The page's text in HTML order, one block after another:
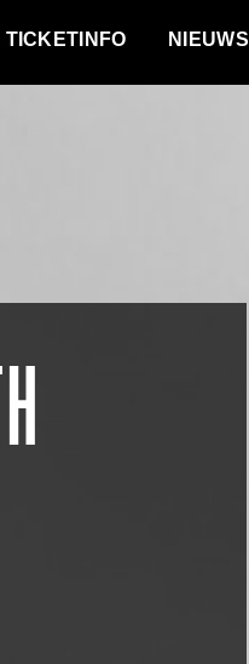
TICKETINFO NIEUWS